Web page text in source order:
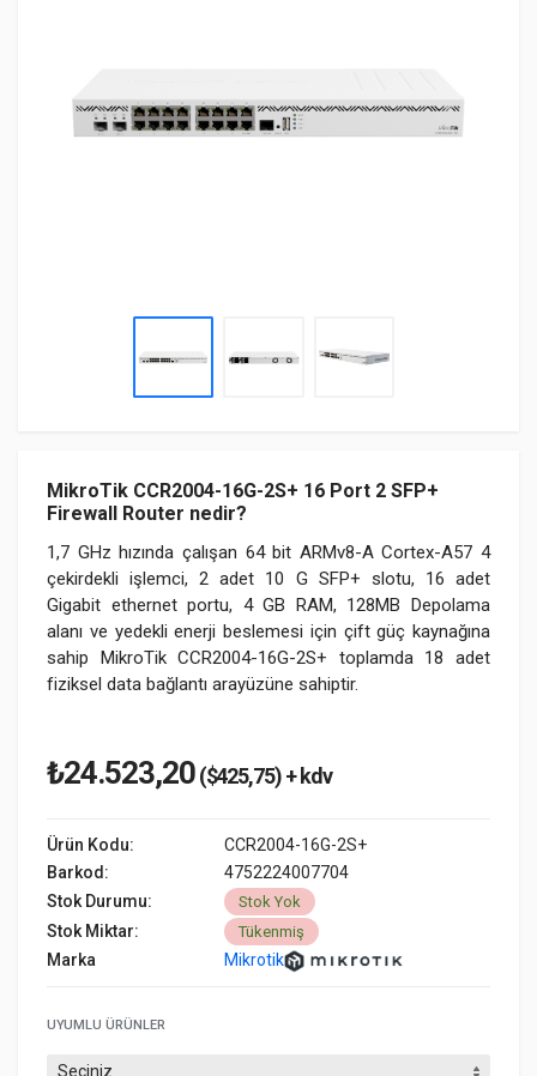
MikroTik CCR2004-16G-2S+ 16 Port 2 SFP+
Firewall Router nedir?
1,7 GHz hızında çalışan 64 bit ARMv8-A Cortex-A57 4
çekirdekli işlemci, 2 adet 10 G SFP+ slotu, 16 adet
Gigabit ethernet portu, 4 GB RAM, 128MB Depolama
alanı ve yedekli enerji beslemesi için çift güç kaynağına
sahip MikroTik CCR2004-16G-2S+ toplamda 18 adet
fiziksel data bağlantı arayüzüne sahiptir.
₺24.523,20($425,75) + kdv
Ürün Kodu:
CCR2004-16G-2S+
Barkod:
4752224007704
Stok Durumu:
Stok Yok
Stok Miktar: Tükenmiş
Marka Mikrotik
UYUMLU ÜRÜNLER